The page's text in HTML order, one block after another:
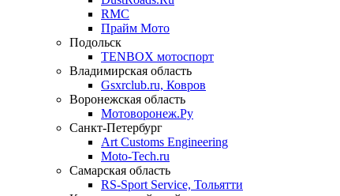
RMC
Прайм Мото
Подольск
TENBOX мотоспорт
Владимирская область
Gsxrclub.ru, Ковров
Воронежская область
Мотоворонеж.Ру
Санкт-Петербург
Art Customs Engineering
Moto-Tech.ru
Самарская область
RS-Sport Service, Тольятти